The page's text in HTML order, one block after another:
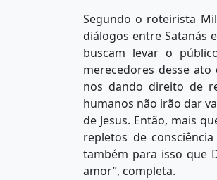
Segundo o roteirista
diálogos entre Satanás
buscam levar o
merecedores desse
nos dando direito de
humanos não irão dar
de Jesus. Então, mais
repletos de
também para isso que
amor”, completa.